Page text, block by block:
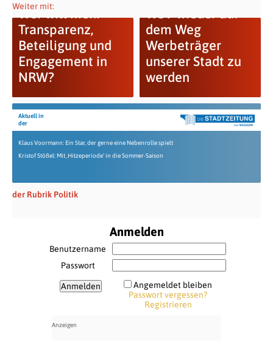
Weiter mit:
Wer will mehr
Transparenz,
Beteiligung und
Engagement in
NRW?
dem Weg
Werbeträger
unserer Stadt zu
werden
Aktuell in
der
Klaus Voormann: Ein Star, der gerne eine Nebenrolle spielt
Kristof Stößel: Mit ‚Hitzeperiode‘ in die Sommer-Saison
der Rubrik Politik
Anmelden
Benutzername
Passwort
Angemeldet bleiben
Passwort vergessen?
Registrieren